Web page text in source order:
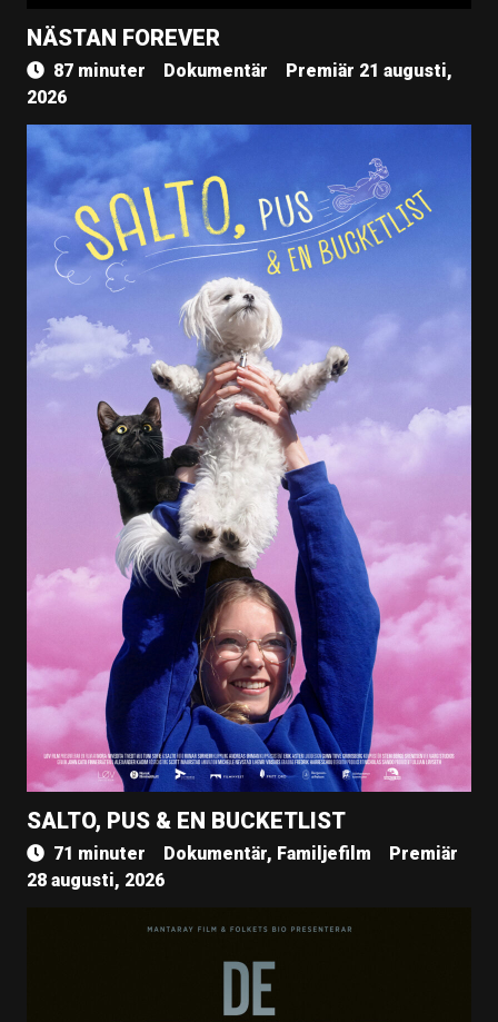
NÄSTAN FOREVER
87 minuter Dokumentär
Premiär 21 augusti,
2026
SALTO, PUS & EN BUCKETLIST
71 minuter Dokumentär, Familjefilm
Premiär
28 augusti, 2026